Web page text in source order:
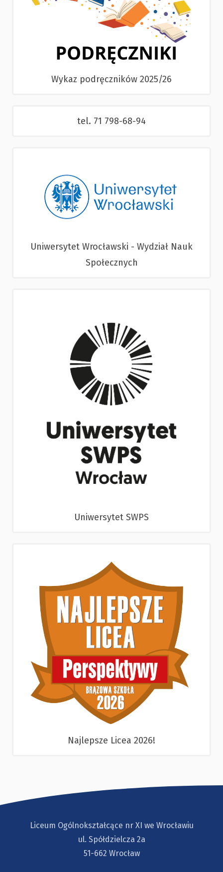
Wykaz podręczników 2025/26
tel. 71 798-68-94
Uniwersytet Wrocławski - Wydział Nauk
Społecznych
Uniwersytet SWPS
Najlepsze Licea 2026!
Liceum Ogólnokształcące nr XI we Wrocławiu
ul. Spółdzielcza 2a
51-662 Wrocław